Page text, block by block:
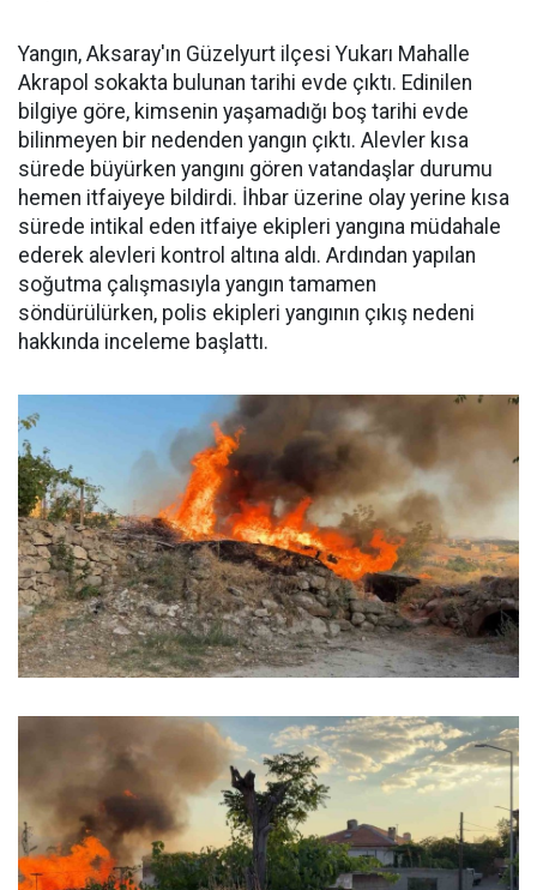
Yangın, Aksaray'ın Güzelyurt ilçesi Yukarı Mahalle
Akrapol sokakta bulunan tarihi evde çıktı. Edinilen
bilgiye göre, kimsenin yaşamadığı boş tarihi evde
bilinmeyen bir nedenden yangın çıktı. Alevler kısa
sürede büyürken yangını gören vatandaşlar durumu
hemen itfaiyeye bildirdi. İhbar üzerine olay yerine kısa
sürede intikal eden itfaiye ekipleri yangına müdahale
ederek alevleri kontrol altına aldı. Ardından yapılan
soğutma çalışmasıyla yangın tamamen
söndürülürken, polis ekipleri yangının çıkış nedeni
hakkında inceleme başlattı.